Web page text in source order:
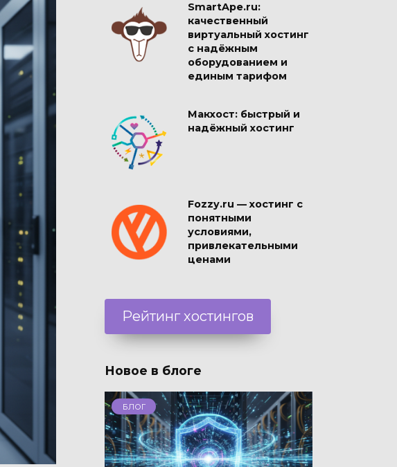
SmartApe.ru:
качественный
виртуальный хостинг
с надёжным
оборудованием и
единым тарифом
Макхост: быстрый и
надёжный хостинг
Fozzy.ru — хостинг с
понятными
условиями,
привлекательными
ценами
Рейтинг хостингов
Новое в блоге
БЛОГ